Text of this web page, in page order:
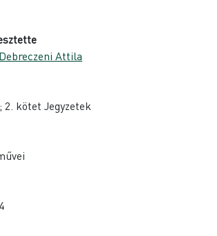
Debreczeni Attila
2. kötet Jegyzetek